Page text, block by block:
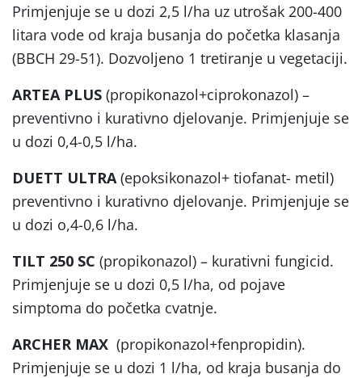
Primjenjuje se u dozi 2,5 l/ha uz utrošak 200-400
litara vode od kraja busanja do početka klasanja
(BBCH 29-51). Dozvoljeno 1 tretiranje u vegetaciji.
ARTEA PLUS (propikonazol+ciprokonazol) –
preventivno i kurativno djelovanje. Primjenjuje se
u dozi 0,4-0,5 l/ha.
DUETT ULTRA (epoksikonazol+ tiofanat- metil)
preventivno i kurativno djelovanje. Primjenjuje se
u dozi o,4-0,6 l/ha.
TILT 250 SC (propikonazol) – kurativni fungicid.
Primjenjuje se u dozi 0,5 l/ha, od pojave
simptoma do početka cvatnje.
ARCHER MAX (propikonazol+fenpropidin).
Primjenjuje se u dozi 1 l/ha, od kraja busanja do